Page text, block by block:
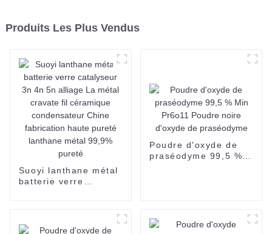
Produits Les Plus Vendus
Suoyi lanthane métal
batterie verre
cravate fil céramique
condensateur Chine
Poudre d'oxyde de
praséodyme 99,5 %